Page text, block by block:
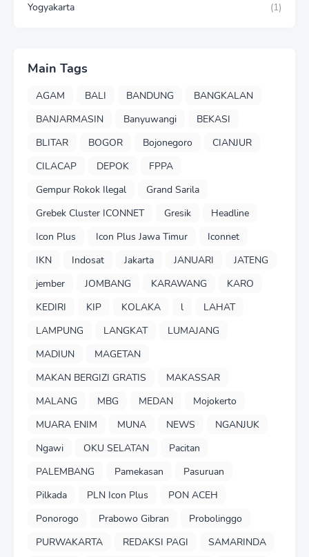
Yogyakarta
(1)
Main Tags
AGAM BALI BANDUNG
BANGKALAN
BANJARMASIN
Banyuwangi
BEKASI
BLITAR
BOGOR Bojonegoro
CIANJUR
CILACAP
DEPOK
FPPA
Gempur Rokok Ilegal
Grand Sarila
Grebek Cluster ICONNET
Gresik
Headline
Icon Plus
Icon Plus Jawa Timur
Iconnet
IKN
Indosat Jakarta JANUARI
JATENG
jember
JOMBANG KARAWANG
KARO
KEDIRI
KIP KOLAKA l
LAHAT
LAMPUNG
LANGKAT
LUMAJANG
MADIUN
MAGETAN
MAKAN BERGIZI GRATIS
MAKASSAR
MALANG
MBG MEDAN
Mojokerto
MUARA ENIM
MUNA NEWS
NGANJUK
Ngawi
OKU SELATAN
Pacitan
PALEMBANG
Pamekasan
Pasuruan
Pilkada
PLN Icon Plus
PON ACEH
Ponorogo
Prabowo Gibran
Probolinggo
PURWAKARTA
REDAKSI PAGI
SAMARINDA